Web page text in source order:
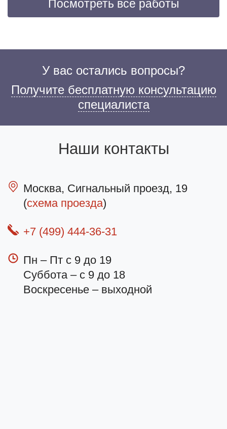
Посмотреть все работы
У вас остались вопросы?
Получите бесплатную консультацию
специалиста
Наши контакты
Москва, Сигнальный проезд, 19
(схема проезда)
+7 (499) 444-36-31
Пн – Пт с 9 до 19
Суббота – с 9 до 18
Воскресенье – выходной